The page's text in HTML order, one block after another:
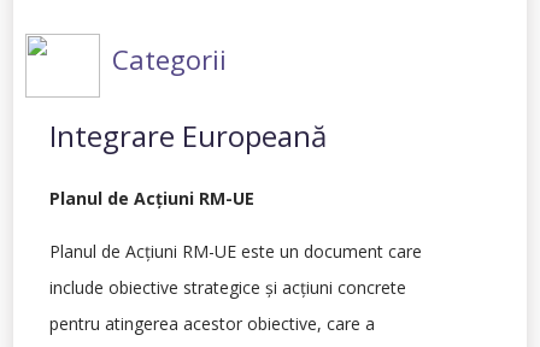
Categorii
Integrare Europeană
Planul de Acţiuni RM-UE
Planul de Acţiuni RM-UE este un document care
include obiective strategice şi acţiuni concrete
pentru atingerea acestor obiective, care a